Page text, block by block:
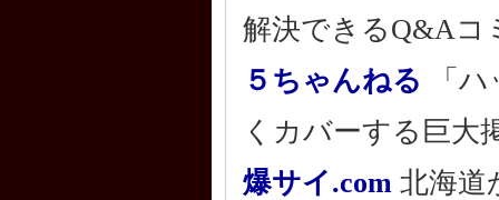
解決できるQ&Aコ
５ちゃんねる
「
くカバーする巨大
爆サイ.com 北海道